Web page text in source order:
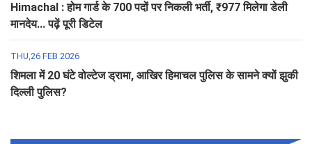
Himachal : होम गार्ड के 700 पदों पर निकली भर्ती, ₹977 मिलेगा डेली
मानदेय... पढ़ें पूरी डिटेल
THU,26 FEB 2026
शिमला में 20 घंटे वोल्टेज ड्रामा, आखिर हिमाचल पुलिस के सामने क्यों झुकी
दिल्ली पुलिस?